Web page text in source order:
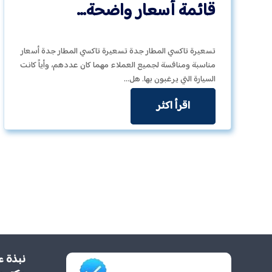
قائمة أسعار واضحة…
تسعيرة تاكسي المطار جدة تسعيرة تاكسي المطار جدة أسعار
مناسبة ومنافسة لجميع العملاء مهما كان عددهم، وأياً كانت
السيارة التي يرغبون بها. هل…
اقرأ اكثر
نبذة